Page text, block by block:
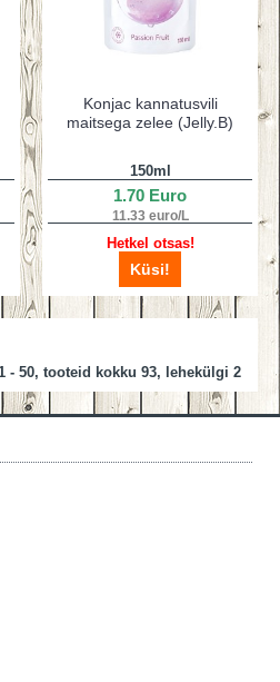
Konjac kannatusvili
maitsega zelee (Jelly.B)
150ml
1.70 Euro
11.33 euro/L
Hetkel otsas!
Küsi!
- 50, tooteid kokku 93, lehekülgi 2